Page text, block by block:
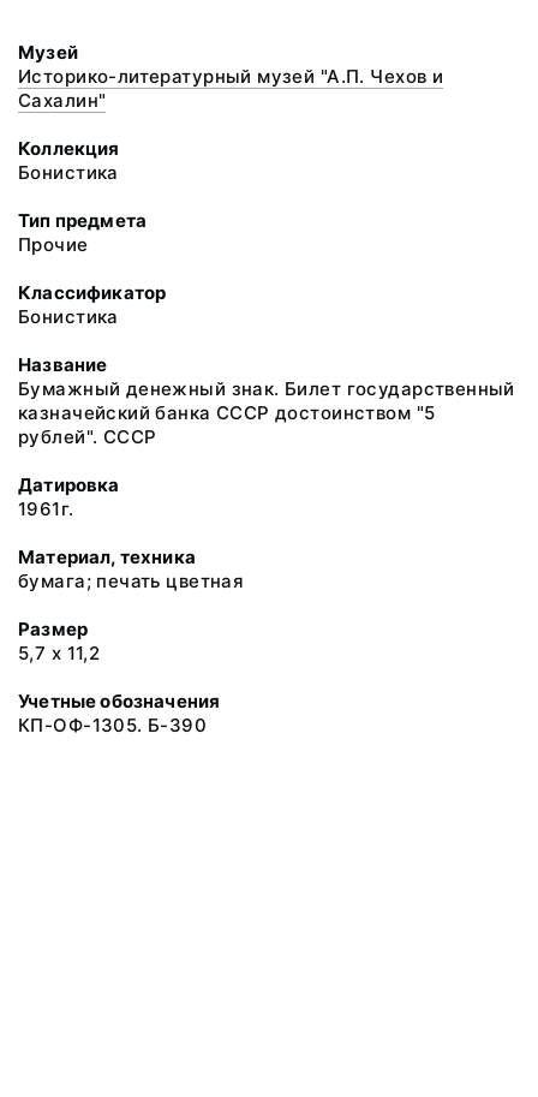
Музей
Историко-литературный музей "А.П. Чехов и
Сахалин"
Коллекция
Бонистика
Тип предмета
Прочие
Классификатор
Бонистика
Название
Бумажный денежный знак. Билет государственный
казначейский банка СССР достоинством "5
рублей". СССР
Датировка
1961г.
Материал, техника
бумага; печать цветная
Размер
5,7 х 11,2
Учетные обозначения
КП-ОФ-1305. Б-390